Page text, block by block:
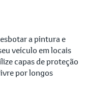
a pintura e
veículo em locais
capas de proteção
por longos